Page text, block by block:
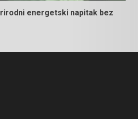
energetski napitak bez